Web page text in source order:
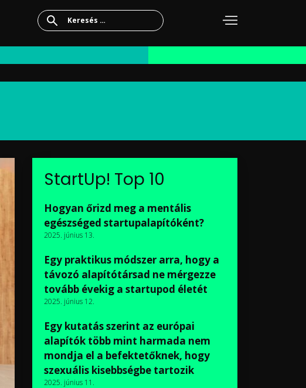
Keresés:
StartUp! Top 10
Hogyan őrizd meg a mentális
egészséged startupalapítóként?
2025. június 13.
Egy praktikus módszer arra, hogy a
távozó alapítótársad ne mérgezze
tovább évekig a startupod életét
2025. június 12.
Egy kutatás szerint az európai
alapítók több mint harmada nem
mondja el a befektetőknek, hogy
szexuális kisebbségbe tartozik
2025. június 11.